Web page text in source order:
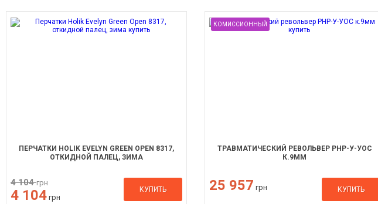
ПЕРЧАТКИ HOLIK EVELYN GREEN OPEN 8317,
ОТКИДНОЙ ПАЛЕЦ, ЗИМА
4 104грн
4 104 грн
КУПИТЬ
КОМИССИОННЫЙ
ТРАВМАТИЧЕСКИЙ РЕВОЛЬВЕР РНР-У-УОС
К.9ММ
25 957 грн КУПИТЬ